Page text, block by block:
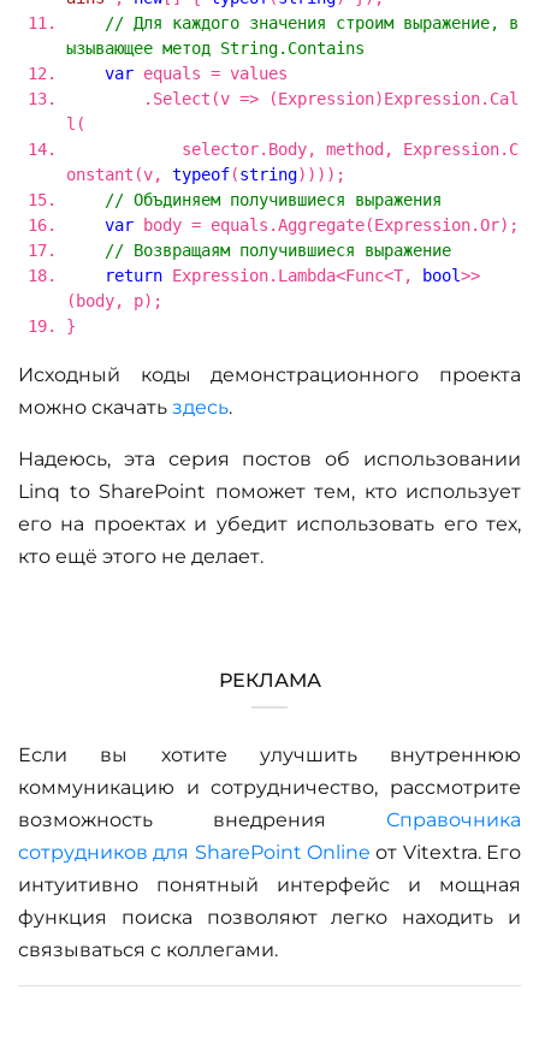
// Для каждого значения строим выражение, в
ызывающее метод String.Contains
var equals = values
.Select(v => (Expression)Expression.Cal
l(
selector.Body, method, Expression.C
onstant(v, typeof(string))));
// Объдиняем получившиеся выражения
var body = equals.Aggregate(Expression.Or);
// Возвращаям получившиеся выражение
return Expression.Lambda<Func<T, bool>>
(body, p);
}
Исходный коды демонстрационного проекта
можно скачать здесь.
Надеюсь, эта серия постов об использовании
Linq to SharePoint поможет тем, кто использует
его на проектах и убедит использовать его тех,
кто ещё этого не делает.
РЕКЛАМА
Если вы хотите улучшить внутреннюю
коммуникацию и сотрудничество, рассмотрите
возможность внедрения Справочника
сотрудников для SharePoint Online от Vitextra. Его
интуитивно понятный интерфейс и мощная
функция поиска позволяют легко находить и
связываться с коллегами.